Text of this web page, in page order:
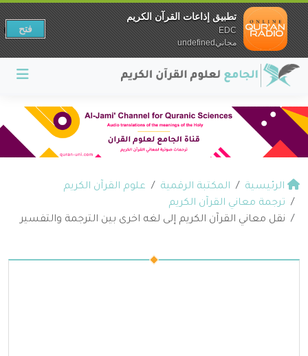
الرئيسية المكتبة الرقمية
علوم القرآن الكريم
ترجمة معاني القرآن الكريم
نقل معاني القرآن الكريم إلى لغه اخرى بين الترجمة والتفسير
تطبيق إذاعات القرآن الكريم
EDC
مجانيundefined
فتح